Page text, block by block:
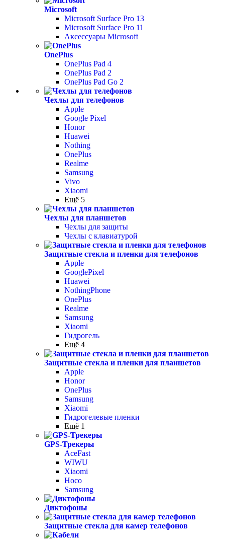
Microsoft
Microsoft Surface Pro 13
Microsoft Surface Pro 11
Аксессуары Microsoft
OnePlus
OnePlus Pad 4
OnePlus Pad 2
OnePlus Pad Go 2
Чехлы для телефонов
Apple
Google Pixel
Honor
Huawei
Nothing
OnePlus
Realme
Samsung
Vivo
Xiaomi
Ещё 5
Чехлы для планшетов
Чехлы для защиты
Чехлы с клавиатурой
Защитные стекла и пленки для телефонов
Apple
GooglePixel
Huawei
NothingPhone
OnePlus
Realme
Samsung
Xiaomi
Гидрогель
Ещё 4
Защитные стекла и пленки для планшетов
Apple
Honor
OnePlus
Samsung
Xiaomi
Гидрогелевые пленки
Ещё 1
GPS-Трекеры
AceFast
WIWU
Xiaomi
Hoco
Samsung
Диктофоны
Защитные стекла для камер телефонов